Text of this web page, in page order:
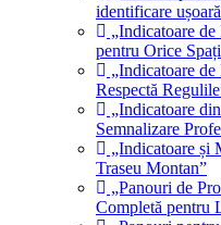
identificare
„Indicatoare
pentru Orice
„Indicatoare
Respectă
„Indicatoare
Semnalizare
„Indicatoare și
Traseu Montan”
„Panouri de
Completă pentru